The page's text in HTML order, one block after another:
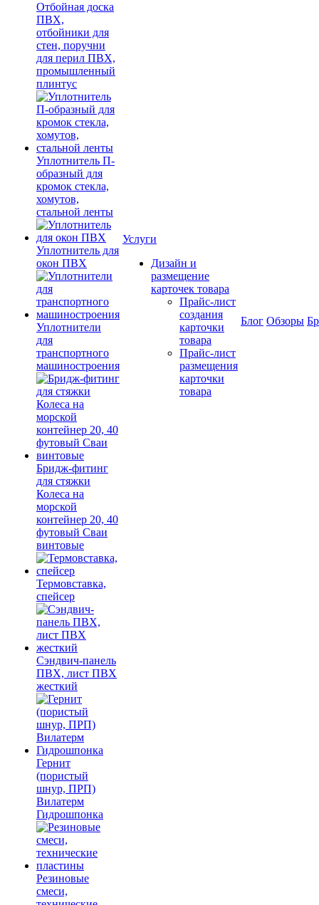
Отбойная доска
ПВХ,
отбойники для
стен, поручни
для перил ПВХ,
промышленный
плинтус
Уплотнитель П-
образный для
кромок стекла,
хомутов,
стальной ленты
Уплотнитель для
окон ПВХ
Уплотнители
для
транспортного
машиностроения
Бридж-фитинг
для стяжки
Колеса на
морской
контейнер 20, 40
футовый Сваи
винтовые
Термовставка,
спейсер
Сэндвич-панель
ПВХ, лист ПВХ
жесткий
Гернит
(пористый
шнур, ПРП)
Вилатерм
Гидрошпонка
Резиновые
смеси,
Услуги
Дизайн и
размещение
карточек товара
Прайс-лист
создания
карточки
товара
Прайс-лист
размещения
карточки
товара
Блог Обзоры